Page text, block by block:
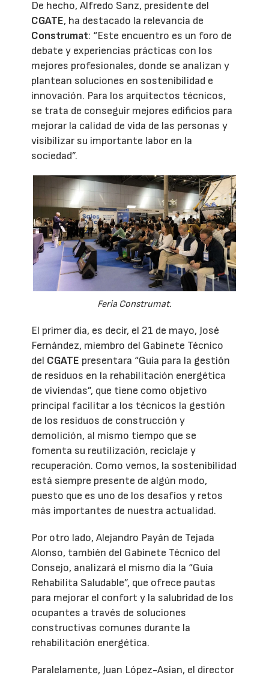
De hecho, Alfredo Sanz, presidente del
CGATE, ha destacado la relevancia de
Construmat: “Este encuentro es un foro de
debate y experiencias prácticas con los
mejores profesionales, donde se analizan y
plantean soluciones en sostenibilidad e
innovación. Para los arquitectos técnicos,
se trata de conseguir mejores edificios para
mejorar la calidad de vida de las personas y
visibilizar su importante labor en la
sociedad”.
Feria Construmat.
El primer día, es decir, el 21 de mayo, José
Fernández, miembro del Gabinete Técnico
del CGATE presentara “Guía para la gestión
de residuos en la rehabilitación energética
de viviendas”, que tiene como objetivo
principal facilitar a los técnicos la gestión
de los residuos de construcción y
demolición, al mismo tiempo que se
fomenta su reutilización, reciclaje y
recuperación. Como vemos, la sostenibilidad
está siempre presente de algún modo,
puesto que es uno de los desafíos y retos
más importantes de nuestra actualidad.
Por otro lado, Alejandro Payán de Tejada
Alonso, también del Gabinete Técnico del
Consejo, analizará el mismo día la “Guía
Rehabilita Saludable”, que ofrece pautas
para mejorar el confort y la salubridad de los
ocupantes a través de soluciones
constructivas comunes durante la
rehabilitación energética.
Paralelamente, Juan López-Asian, el director